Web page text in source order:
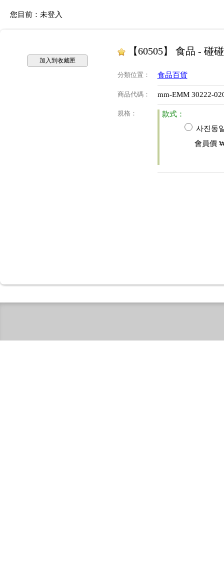
您目前： 未登入
加入到收藏匣
【60505】 食品 - 碰
分類位置 ： 食品百貨
商品代碼： mm-EMM 30222-
規格 ：
款式：
사진동
會員價₩